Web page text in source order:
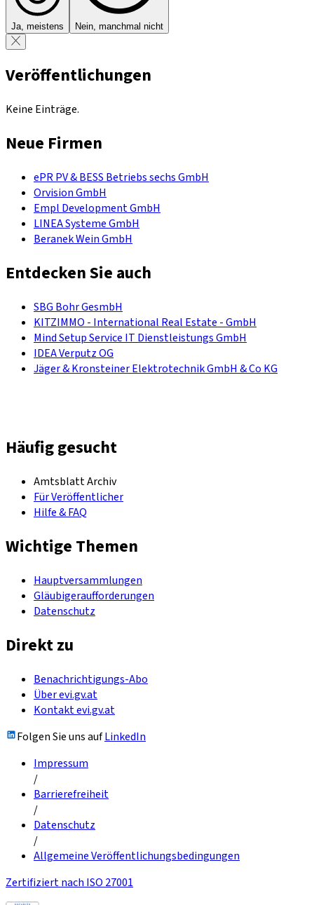
Ja, meistens Nein, manchmal nicht
Veröffentlichungen
Keine Einträge.
Neue Firmen
ePR PV & BESS Betriebs sechs GmbH
Orvision GmbH
Empl Development GmbH
LINEA Systeme GmbH
Beranek Wein GmbH
Entdecken Sie auch
SBG Bohr GesmbH
KITZIMMO - International Real Estate - GmbH
Mind Setup Service IT Dienstleistungs GmbH
IDEA Verputz OG
Jäger & Kronsteiner Elektrotechnik GmbH & Co KG
Häufig gesucht
Amtsblatt Archiv
Für Veröffentlicher
Hilfe & FAQ
Wichtige Themen
Hauptversammlungen
Gläubigeraufforderungen
Datenschutz
Direkt zu
Benachrichtigungs-Abo
Über evi.gv.at
Kontakt evi.gv.at
Folgen Sie uns aufLinkedIn
Impressum
/
Barrierefreiheit
/
Datenschutz
/
Allgemeine Veröffentlichungsbedingungen
Zertifiziert nach ISO 27001